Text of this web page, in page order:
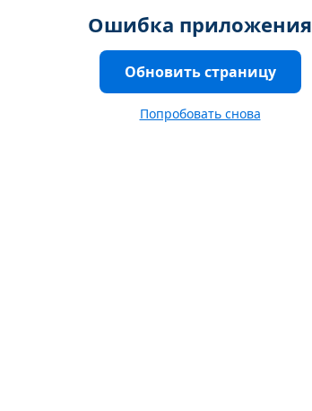
Ошибка приложения
Обновить страницу
Попробовать снова